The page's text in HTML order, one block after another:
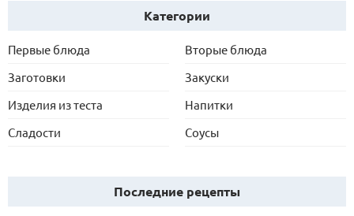
Категории
Первые блюда
Вторые блюда
Заготовки
Закуски
Изделия из теста
Напитки
Сладости
Соусы
Последние рецепты